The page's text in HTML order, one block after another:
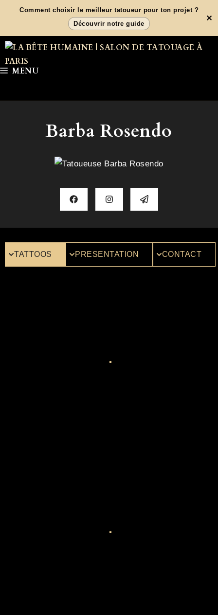
contenu
Comment choisir le meilleur tatoueur pour ton projet ?
Découvrir notre guide
✕
MENU
Barba Rosendo
TATTOOS PRESENTATION CONTACT